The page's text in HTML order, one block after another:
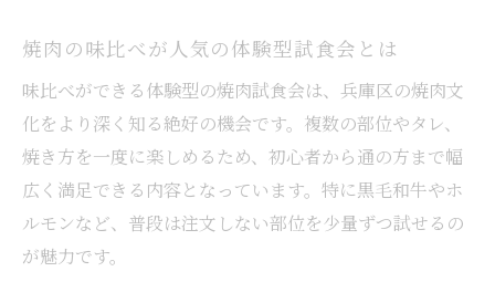
焼肉の味比べが人気の体験型試食会とは
味比べができる体験型の焼肉試食会は、兵庫区の焼肉文
化をより深く知る絶好の機会です。複数の部位やタレ、
焼き方を一度に楽しめるため、初心者から通の方まで幅
広く満足できる内容となっています。特に黒毛和牛やホ
ルモンなど、普段は注文しない部位を少量ずつ試せるの
が魅力です。